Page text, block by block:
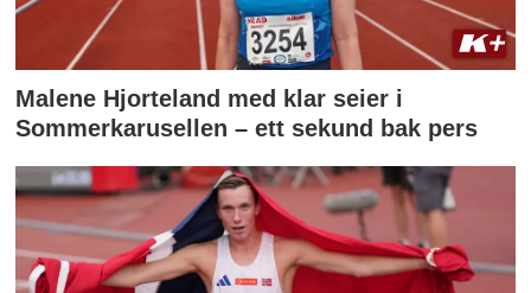
Malene Hjorteland med klar seier i
Sommerkarusellen – ett sekund bak pers